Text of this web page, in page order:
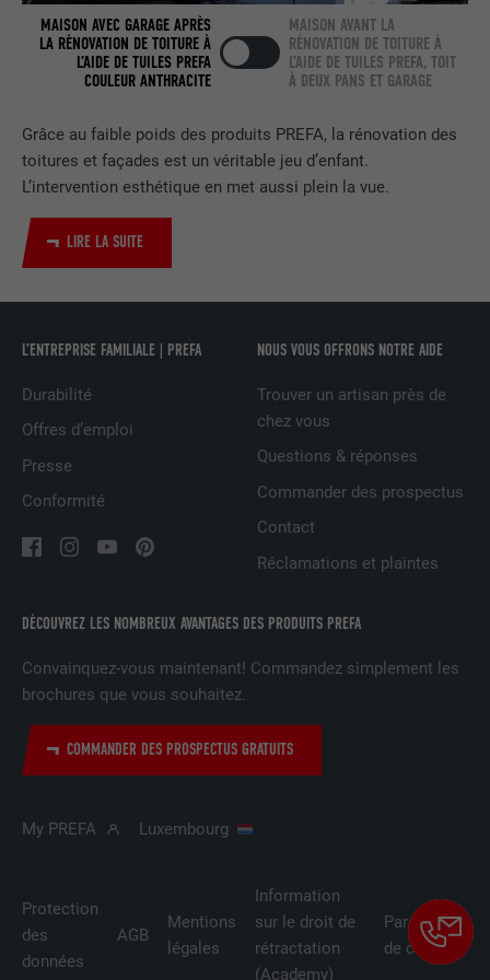
Grâce au faible poids des produits PREFA, la rénovation des
toitures et façades est un véritable jeu d’enfant.
L’intervention esthétique en met aussi plein la vue.
LIRE LA SUITE
MAISON AVEC GARAGE APRÈS
LA RÉNOVATION DE TOITURE À
L’AIDE DE TUILES PREFA
COULEUR ANTHRACITE
MAISON AVANT LA
RÉNOVATION DE TOITURE À
L’AIDE DE TUILES PREFA, TOIT
À DEUX PANS ET GARAGE
DÉCOUVREZ LES NOMBREUX AVANTAGES DES PRODUITS PREFA
Convainquez-vous maintenant! Commandez simplement les
brochures que vous souhaitez.
COMMANDER DES PROSPECTUS GRATUITS
L’ENTREPRISE FAMILIALE | PREFA
Durabilité
Offres d’emploi
Presse
Conformité
NOUS VOUS OFFRONS NOTRE AIDE
Trouver un artisan près de
chez vous
Questions & réponses
Commander des prospectus
Contact
Réclamations et plaintes
My PREFA Luxembourg
Protection
des
données
AGB
Mentions
légales
Information
sur le droit de
rétractation
(Academy)
Paramètres
de cookies
EXPIRATION 2 ans
services intégrés.
NOM
FOURNISSEUR
UTILITÉ
LinkedIn pour suivre l'utilisation de
services intégrés
NOM UserMatchHistory
FOURNISSEUR
UTILITÉ
plusieurs sites Internet afin d'afficher de
la publicité adaptée aux préférences de
FOURNISSEUR LinkedIn
UTILITÉ
Utilisé par le service de réseau social
LinkedIn pour suivre l'utilisation de